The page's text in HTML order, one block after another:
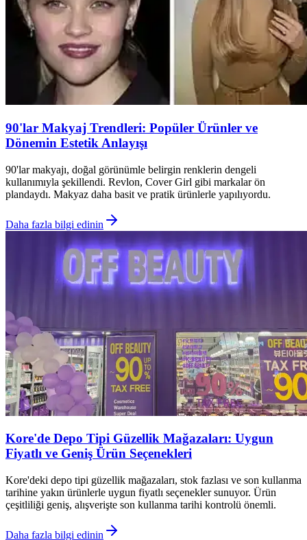
90'lar Makyaj Trendleri: Popüler Ürünler ve
Dönemin Estetik Anlayışı
90'lar makyajı, doğal görünümle belirgin renklerin dengeli
kullanımıyla şekillendi. Revlon, Cover Girl gibi markalar ön
plandaydı. Makyaz daha basit ve pratik ürünlerle yapılıyordu.
Daha fazla bilgi edinin
Kore'de Depo Tipi Güzellik Mağazaları: Uygun
Fiyatlı ve Geniş Ürün Seçenekleri
Kore'deki depo tipi güzellik mağazaları, stok fazlası ve son kullanma
tarihine yakın ürünlerle uygun fiyatlı seçenekler sunuyor. Ürün
çeşitliliği geniş, alışverişte son kullanma tarihi kontrolü önemli.
Daha fazla bilgi edinin